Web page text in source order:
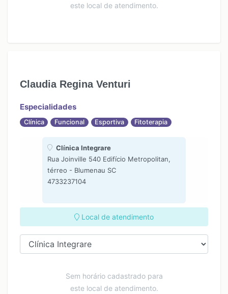
este local de atendimento.
Claudia Regina Venturi
Especialidades
Clínica Funcional Esportiva Fitoterapia
Clínica Integrare
Rua Joinville 540 Edifício Metropolitan,
térreo - Blumenau SC
4733237104
Local de atendimento
Sem horário cadastrado para
este local de atendimento.